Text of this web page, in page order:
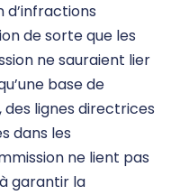
de sorte que les
ne sauraient lier
base de
lignes directrices
dans les
ne lient pas
garantir la